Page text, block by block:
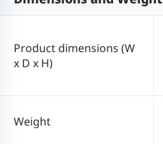
Product dimensions (W
x D x H)
Weight